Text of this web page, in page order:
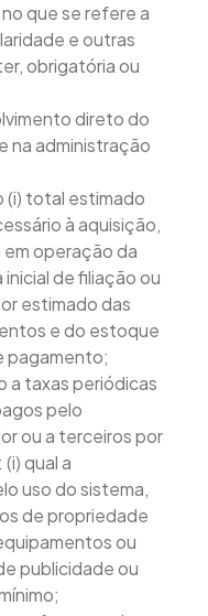
que se refere a
e outras
obrigatória ou
direto do
na administração
total estimado
à aquisição,
operação da
inicial de filiação ou
estimado das
e do estoque
pagamento;
a taxas periódicas
pelo
ou a terceiros por
qual a
uso do sistema,
de propriedade
ou
publicidade ou